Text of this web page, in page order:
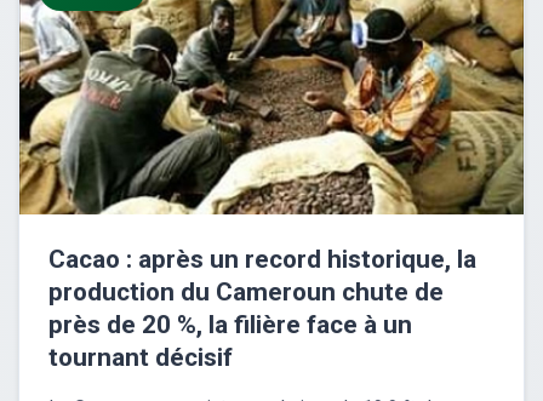
Cacao : après un record historique, la
production du Cameroun chute de
près de 20 %, la filière face à un
tournant décisif